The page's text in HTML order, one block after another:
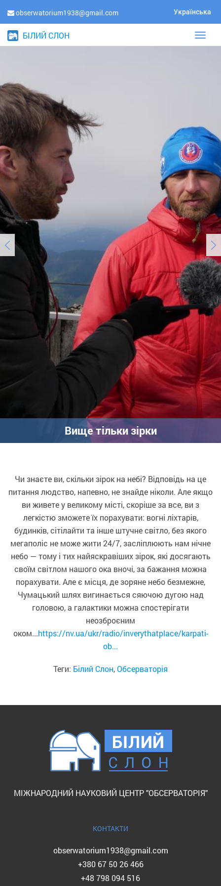
obserwatorium1938@gmail.com Українська
БІЛИЙ СЛОН
Вище тільки зірки
Чи знаєте ви, скільки зірок на небі? Відповідь на це
питання людство, напевно, не знайде ніколи. Але якщо
ви живете у великому місті, скоріше за все, ви з
легкістю зможете їх порахувати: вогні ліхтарів,
будинків, сітілайти та інше штучне світло, без якого
мегаполіс не може жити 24/7, засліплюють нам нічне
небо — тому і тих найяскравіших зірок, які досягають
своїм світлом нашого ока вночі, за бажання можна
порахувати. Але є місця, де зоряне небо безмежне,
Чумацький шлях вигинається сяючою дугою над
головою, а галактики можна спостерігати
неозброєним
оком...https://nv.ua/ukr/radio/inverythatplace/karpati-
ob...
Теги: Білий Слон,Обсерваторія
МІЖНАРОДНИЙ НАУКОВИЙ ЦЕНТР "ОБСЕРВАТОРІЯ"
КОНТАКТИ
obserwatorium1938@gmail.com
+380 67 50 26 466
+48 798 094 516